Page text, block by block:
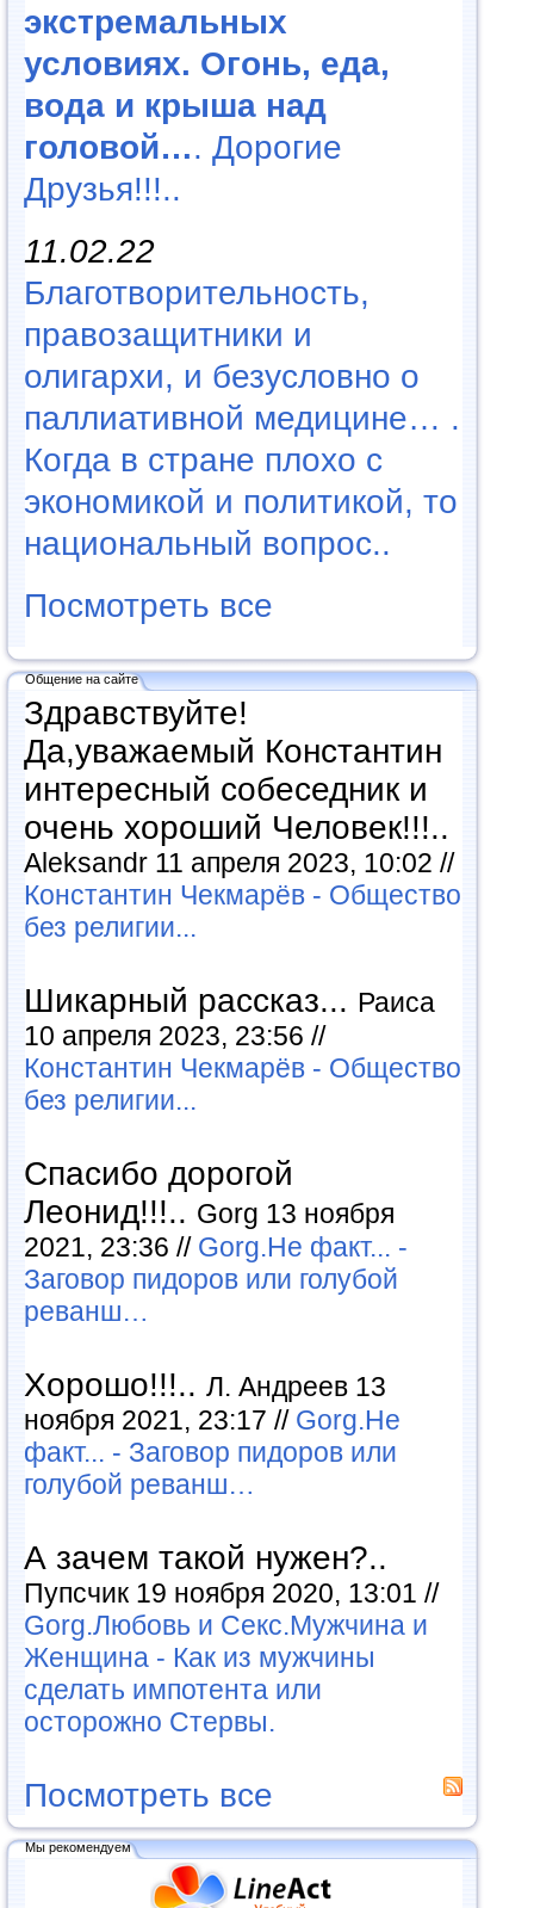
экстремальных
условиях. Огонь, еда,
вода и крыша над
головой…. Дорогие
Друзья!!!..
11.02.22
Благотворительность,
правозащитники и
олигархи, и безусловно о
паллиативной медицине… .
Когда в стране плохо с
экономикой и политикой, то
национальный вопрос..
Посмотреть все
Общение на сайте
Здравствуйте!
Да,уважаемый Константин
интересный собеседник и
очень хороший Человек!!!..
Aleksandr 11 апреля 2023, 10:02 //
Константин Чекмарёв - Общество
без религии...
Шикарный рассказ... Раиса
10 апреля 2023, 23:56 //
Константин Чекмарёв - Общество
без религии...
Спасибо дорогой
Леонид!!!.. Gorg 13 ноября
2021, 23:36 // Gorg.Не факт... -
Заговор пидоров или голубой
реванш…
Хорошо!!!.. Л. Андреев 13
ноября 2021, 23:17 // Gorg.Не
факт... - Заговор пидоров или
голубой реванш…
А зачем такой нужен?..
Пупсчик 19 ноября 2020, 13:01 //
Gorg.Любовь и Секс.Мужчина и
Женщина - Как из мужчины
сделать импотента или
осторожно Стервы.
Посмотреть все
Мы рекомендуем